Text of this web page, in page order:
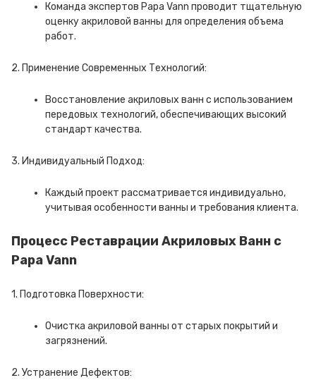
Команда экспертов Papa Vann проводит тщательную
оценку акриловой ванны для определения объема
работ.
2. Применение Современных Технологий:
Восстановление акриловых ванн с использованием
передовых технологий, обеспечивающих высокий
стандарт качества.
3. Индивидуальный Подход:
Каждый проект рассматривается индивидуально,
учитывая особенности ванны и требования клиента.
Процесс Реставрации Акриловых Ванн с
Papa Vann
1. Подготовка Поверхности:
Очистка акриловой ванны от старых покрытий и
загрязнений.
2. Устранение Дефектов: